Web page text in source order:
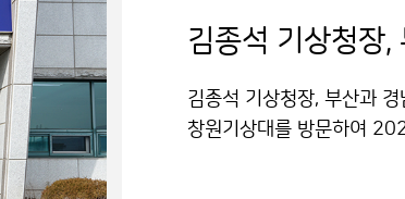
김종석 기상청장, 부산과
창원기상대를 방문하여